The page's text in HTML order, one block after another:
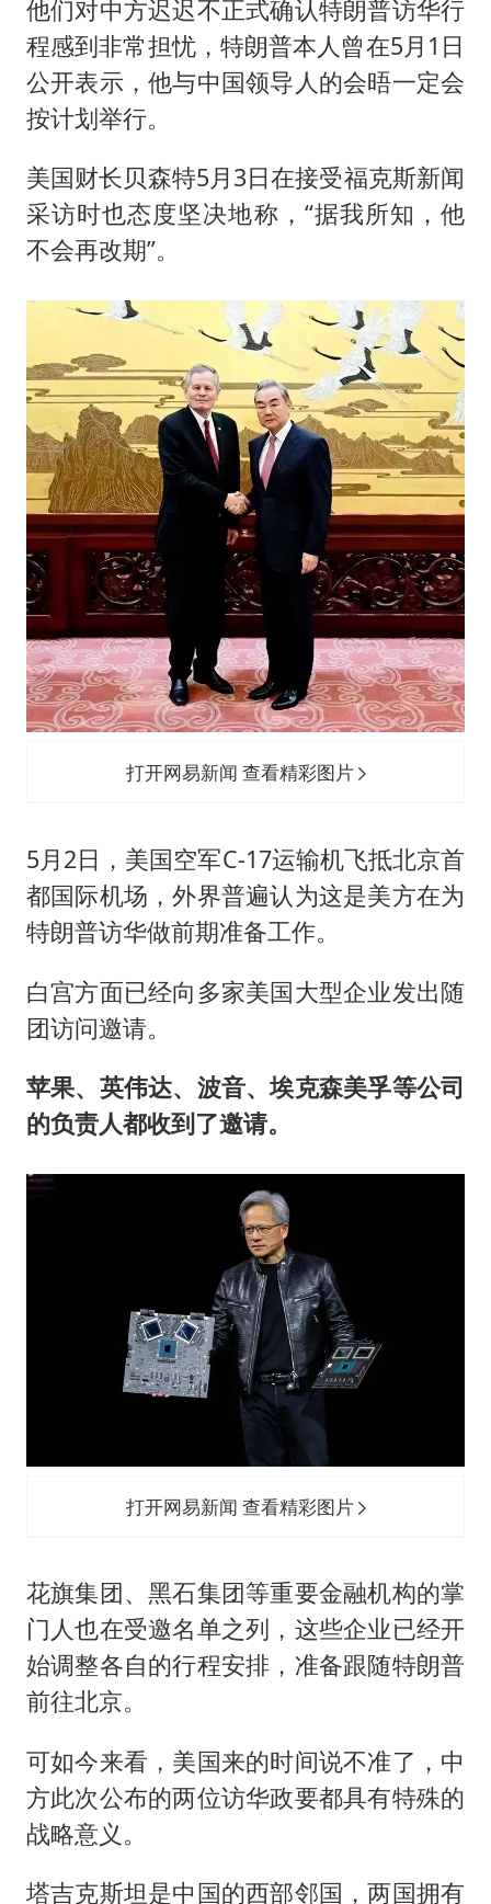
他们对中方迟迟不正式确认特朗普访华行
程感到非常担忧，特朗普本人曾在5月1日
公开表示，他与中国领导人的会晤一定会
按计划举行。
美国财长贝森特5月3日在接受福克斯新闻
采访时也态度坚决地称，“据我所知，他
不会再改期”。
打开网易新闻 查看精彩图片
5月2日，美国空军C-17运输机飞抵北京首
都国际机场，外界普遍认为这是美方在为
特朗普访华做前期准备工作。
白宫方面已经向多家美国大型企业发出随
团访问邀请。
苹果、英伟达、波音、埃克森美孚等公司
的负责人都收到了邀请。
打开网易新闻 查看精彩图片
花旗集团、黑石集团等重要金融机构的掌
门人也在受邀名单之列，这些企业已经开
始调整各自的行程安排，准备跟随特朗普
前往北京。
可如今来看，美国来的时间说不准了，中
方此次公布的两位访华政要都具有特殊的
战略意义。
塔吉克斯坦是中国的西部邻国，两国拥有